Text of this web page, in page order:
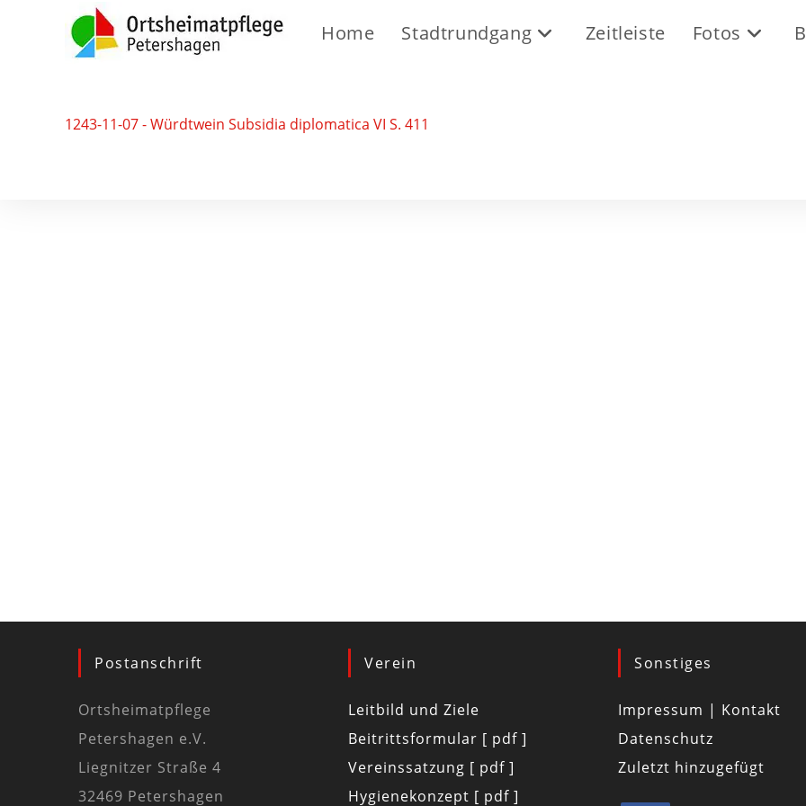
Home Stadtrundgang Zeitleiste Fotos
1243-11-07 - Würdtwein Subsidia diplomatica VI S. 411
Postanschrift
Ortsheimatpflege
Petershagen e.V.
Liegnitzer Straße 4
32469 Petershagen
Verein
Leitbild und Ziele
Beitrittsformular [ pdf ]
Vereinssatzung [ pdf ]
Hygienekonzept [ pdf ]
Sonstiges
Impressum | Kontakt
Datenschutz
Zuletzt hinzugefügt